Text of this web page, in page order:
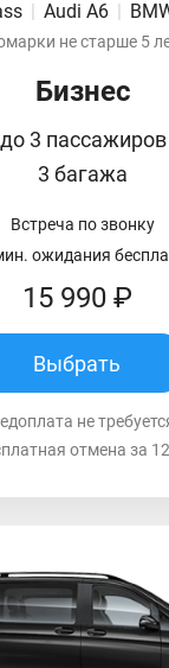
| Audi A6 |
не старше 5
Бизнес
до 3 пассажиров
3 багажа
Встреча по звонку
ожидания
15 990 ₽
Выбрать
не
отмена за